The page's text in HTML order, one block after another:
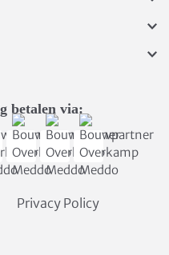
betalen via:
Privacy Policy